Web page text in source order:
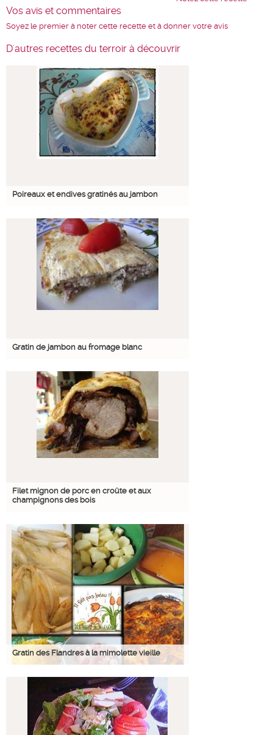
Vos avis et commentaires
Soyez le premier à noter cette recette et à donner votre avis
D'autres recettes du terroir à découvrir
Poireaux et endives gratinés au jambon
Gratin de jambon au fromage blanc
Filet mignon de porc en croûte et aux
champignons des bois
Gratin des Flandres à la mimolette vieille